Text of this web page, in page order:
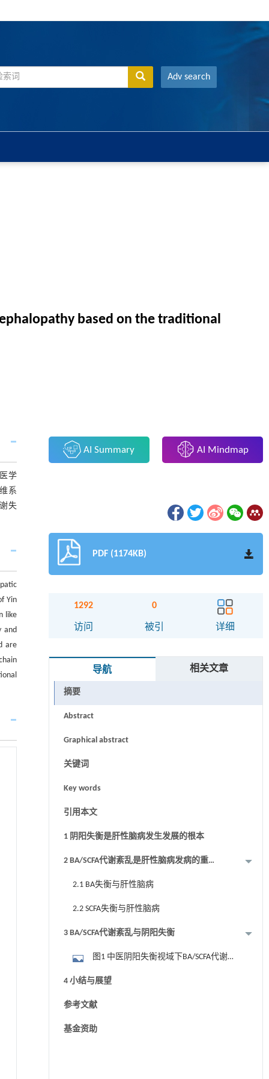
Adv search
based on the traditional
学
系
失
Yin
like
and
are
AI Summary AI Mindmap
PDF (1174KB)
1292
访问
0
被引 详细
导航 相关文章
摘要
Abstract
Graphical abstract
关键词
Key words
引用本文
1 阴阳失衡是肝性脑病发生发展的根本
2 BA/SCFA代谢紊乱是肝性脑病发病的重要
2.1 BA失衡与肝性脑病
2.2 SCFA失衡与肝性脑病
3 BA/SCFA代谢紊乱与阴阳失衡
图1 中医阴阳失衡视域下BA/SCFA代谢紊
乱与肝性脑病的关系
4 小结与展望
参考文献
基金资助